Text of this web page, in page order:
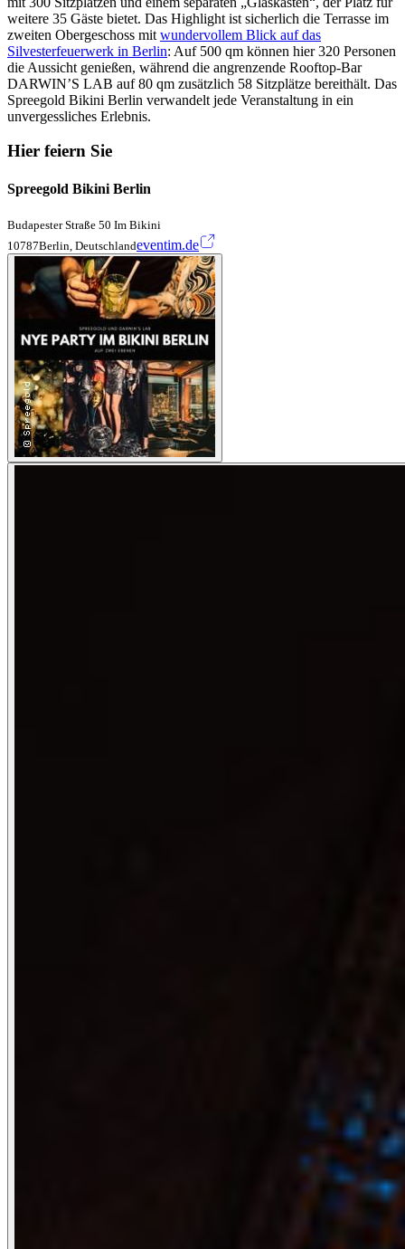
weitere 35 Gäste bietet. Das Highlight ist sicherlich die Terrasse im
zweiten Obergeschoss mit wundervollem Blick auf das
Silvesterfeuerwerk in Berlin: Auf 500 qm können hier 320 Personen
die Aussicht genießen, während die angrenzende Rooftop-Bar
DARWIN’S LAB auf 80 qm zusätzlich 58 Sitzplätze bereithält. Das
Spreegold Bikini Berlin verwandelt jede Veranstaltung in ein
unvergessliches Erlebnis.
Hier feiern Sie
Spreegold Bikini Berlin
Budapester Straße 50 Im Bikini
10787Berlin, Deutschlandeventim.de